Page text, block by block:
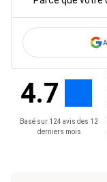
4.7
Basé sur 124 avis des 12
derniers mois